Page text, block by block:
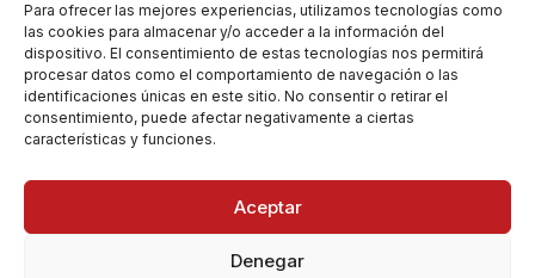
Para ofrecer las mejores experiencias, utilizamos tecnologías como
las cookies para almacenar y/o acceder a la información del
dispositivo. El consentimiento de estas tecnologías nos permitirá
procesar datos como el comportamiento de navegación o las
identificaciones únicas en este sitio. No consentir o retirar el
consentimiento, puede afectar negativamente a ciertas
características y funciones.
Aceptar
Denegar
sus servicios de venta electrónica por Internet a través de su
página web canpepgourmet.es
Can Pep Gourmet2026.
Todos los derechos
reservados.
Política De Cookies